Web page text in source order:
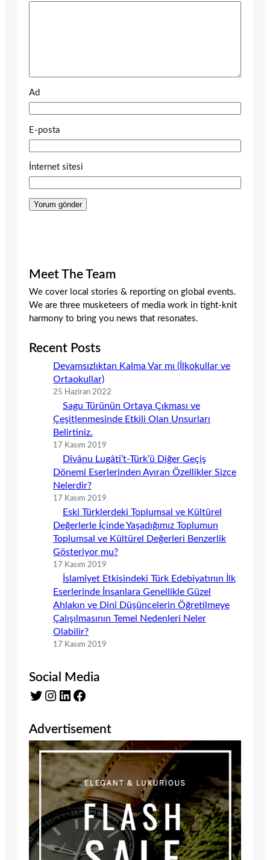
Ad
E-posta
İnternet sitesi
Meet The Team
We cover local stories & reporting on global events.
We are three musketeers of media work in tight-knit
harmony to bring you news that resonates.
Recent Posts
Devamsızlıktan Kalma Var mı (İlkokullar ve
Ortaokullar)
25 Haziran 2022
Sagu Türünün Ortaya Çıkması ve
Çeşitlenmesinde Etkili Olan Unsurları
Belirtiniz.
17 Kasım 2019
Dîvânu Lugâti’t-Türk’ü Diğer Geçiş
Dönemi Eserlerinden Ayıran Özellikler Sizce
Nelerdir?
17 Kasım 2019
Eski Türklerdeki Toplumsal ve Kültürel
Değerlerle İçinde Yaşadığımız Toplumun
Toplumsal ve Kültürel Değerleri Benzerlik
Gösteriyor mu?
17 Kasım 2019
İslamiyet Etkisindeki Türk Edebiyatının İlk
Eserlerinde İnsanlara Genellikle Güzel
Ahlakın ve Dinî Düşüncelerin Öğretilmeye
Çalışılmasının Temel Nedenleri Neler
Olabilir?
17 Kasım 2019
Social Media
Twitter Instagram LinkedIn Facebook
Advertisement